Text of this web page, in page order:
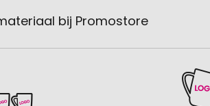
bij Promostore